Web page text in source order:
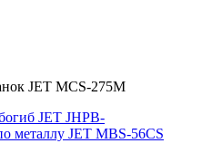
JET MCS-275M
JET JHPB-
металлу JET MBS-56CS